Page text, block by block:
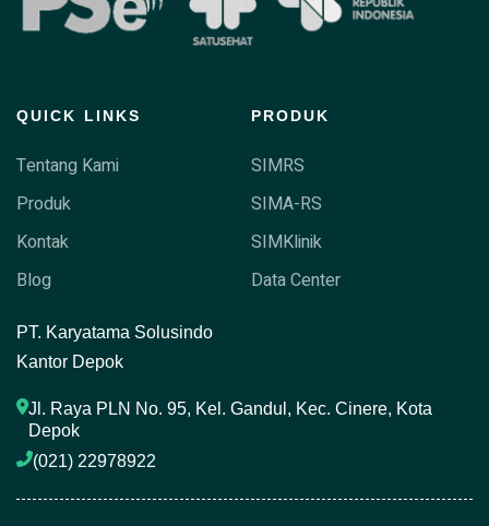
QUICK LINKS
Tentang Kami
Produk
Kontak
Blog
PRODUK
SIMRS
SIMA-RS
SIMKlinik
Data Center
PT. Karyatama Solusindo
Kantor Depok
Jl. Raya PLN No. 95, Kel. Gandul, Kec. Cinere, Kota
Depok
(021) 22978922